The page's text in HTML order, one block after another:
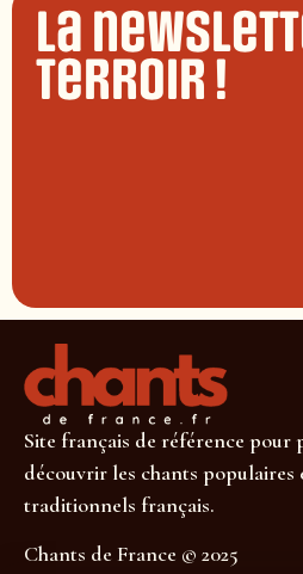
La
terroir !
Site français de référence pour
découvrir les chants populaires
traditionnels français.
Chants de France © 2025